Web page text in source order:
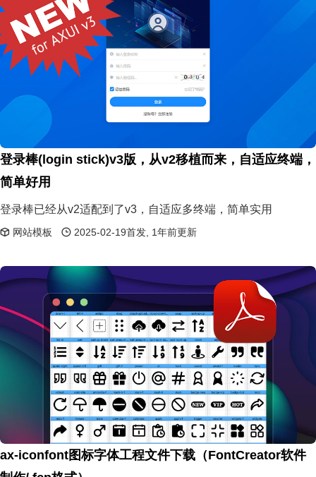
登录棒(login stick)v3版，从v2移植而来，自适应终端，
简单好用
登录棒已经从v2适配到了v3，自适应多终端，简单实用
网站模板 2025-02-19首发, 1年前更新
ax-iconfont图标字体工程文件下载（FontCreator软件